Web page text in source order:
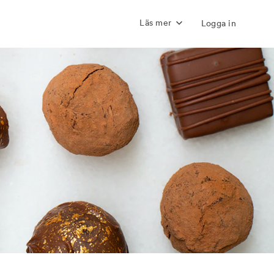
Läs mer Logga in